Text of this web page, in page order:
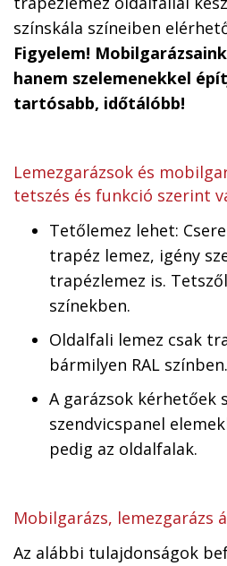
színskála színeiben
Figyelem!
hanem szelemenekkel
tartósabb, időtálóbb!
Lemezgarázsok és
tetszés és funkció szerint
Tetőlemez lehet:
trapéz lemez, igény
trapézlemez is.
színekben.
Oldalfali lemez csak
bármilyen RAL színben.
A garázsok kérhetőek
szendvicspanel
pedig az oldalfalak.
Mobilgarázs, lemezgarázs
Az alábbi tulajdonságok